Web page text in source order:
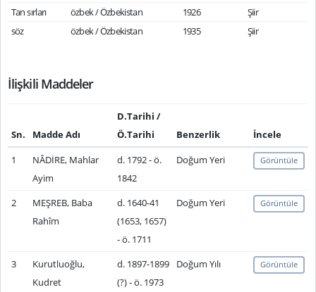
Tan sırları
özbek / Özbekistan 1926
Şiir
söz
özbek / Özbekistan 1935 Şiir
İlişkili Maddeler
Sn. Madde Adı
D.Tarihi /
Ö.Tarihi
Benzerlik
İncele
1
NÂDİRE, Mahlar
Ayim
d. 1792 - ö.
1842
Doğum Yeri Görüntüle
2
MEŞREB, Baba
Rahîm
d. 1640-41
(1653, 1657)
- ö. 1711
Doğum Yeri Görüntüle
3
Kurutluoğlu,
Kudret
d. 1897-1899
(?) - ö. 1973
Doğum Yılı Görüntüle